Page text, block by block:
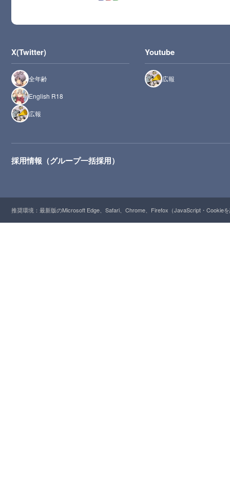
X(Twitter)
全年齢
English R18
広報
Youtube
広報
採用情報（グループ一括採用）
推奨環境：最新版のMicrosoft Edge、Safari、Chrome、Firefox（JavaScript・Cookie